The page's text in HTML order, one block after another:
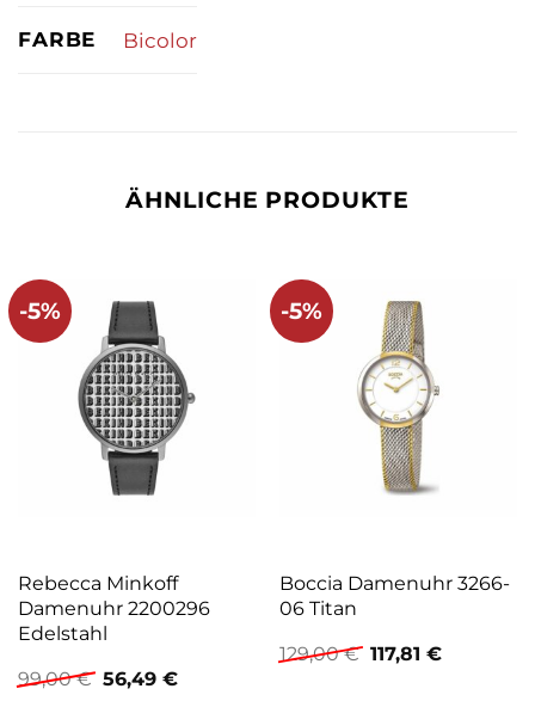
FARBE Bicolor
ÄHNLICHE PRODUKTE
-5%
Rebecca Minkoff
Damenuhr 2200296
Edelstahl
99,00€ Ursprünglicher
Preis
56,49 €Aktueller
-5%
Boccia Damenuhr 3266-
06 Titan
129,00€ Ursprünglicher
Preis
117,81 €Aktueller